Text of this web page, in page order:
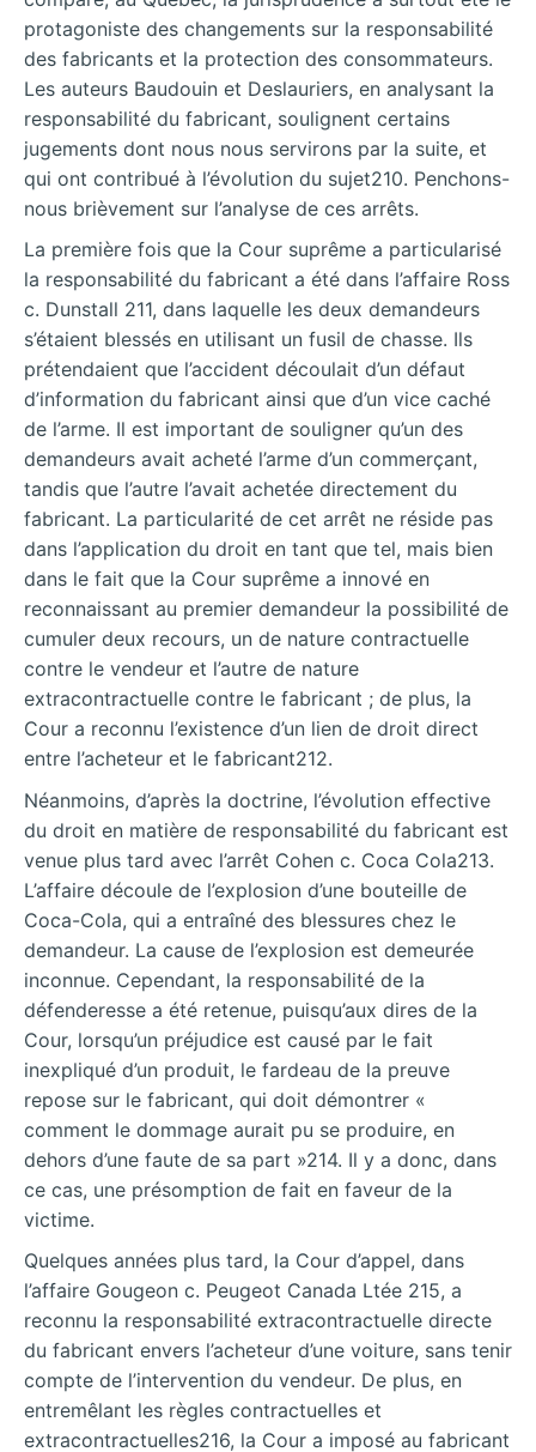
protagoniste des changements sur la responsabilité
des fabricants et la protection des consommateurs.
Les auteurs Baudouin et Deslauriers, en analysant la
responsabilité du fabricant, soulignent certains
jugements dont nous nous servirons par la suite, et
qui ont contribué à l’évolution du sujet210. Penchons-
nous brièvement sur l’analyse de ces arrêts.
La première fois que la Cour suprême a particularisé
la responsabilité du fabricant a été dans l’affaire Ross
c. Dunstall 211, dans laquelle les deux demandeurs
s’étaient blessés en utilisant un fusil de chasse. Ils
prétendaient que l’accident découlait d’un défaut
d’information du fabricant ainsi que d’un vice caché
de l’arme. Il est important de souligner qu’un des
demandeurs avait acheté l’arme d’un commerçant,
tandis que l’autre l’avait achetée directement du
fabricant. La particularité de cet arrêt ne réside pas
dans l’application du droit en tant que tel, mais bien
dans le fait que la Cour suprême a innové en
reconnaissant au premier demandeur la possibilité de
cumuler deux recours, un de nature contractuelle
contre le vendeur et l’autre de nature
extracontractuelle contre le fabricant ; de plus, la
Cour a reconnu l’existence d’un lien de droit direct
entre l’acheteur et le fabricant212.
Néanmoins, d’après la doctrine, l’évolution effective
du droit en matière de responsabilité du fabricant est
venue plus tard avec l’arrêt Cohen c. Coca Cola213.
L’affaire découle de l’explosion d’une bouteille de
Coca-Cola, qui a entraîné des blessures chez le
demandeur. La cause de l’explosion est demeurée
inconnue. Cependant, la responsabilité de la
défenderesse a été retenue, puisqu’aux dires de la
Cour, lorsqu’un préjudice est causé par le fait
inexpliqué d’un produit, le fardeau de la preuve
repose sur le fabricant, qui doit démontrer «
comment le dommage aurait pu se produire, en
dehors d’une faute de sa part »214. Il y a donc, dans
ce cas, une présomption de fait en faveur de la
victime.
Quelques années plus tard, la Cour d’appel, dans
l’affaire Gougeon c. Peugeot Canada Ltée 215, a
reconnu la responsabilité extracontractuelle directe
du fabricant envers l’acheteur d’une voiture, sans tenir
compte de l’intervention du vendeur. De plus, en
entremêlant les règles contractuelles et
extracontractuelles216, la Cour a imposé au fabricant